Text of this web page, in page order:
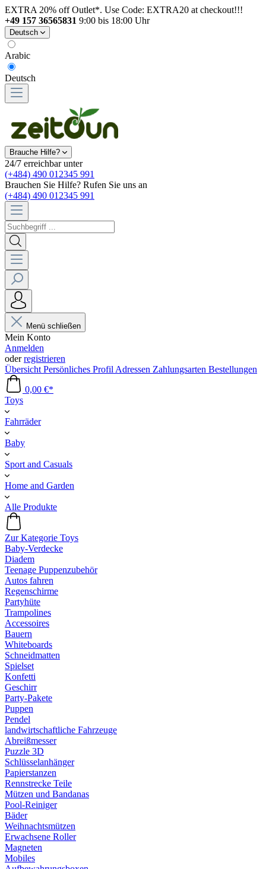
EXTRA 20% off Outlet*. Use Code: EXTRA20 at checkout!!!
+49 157 36565831 9:00 bis 18:00 Uhr
Deutsch
Arabic
Deutsch
Brauche Hilfe?
24/7 erreichbar unter
(+484) 490 012345 991
Brauchen Sie Hilfe? Rufen Sie uns an
(+484) 490 012345 991
Menü schließen
Mein Konto
Anmelden
oderregistrieren
Übersicht Persönliches Profil Adressen Zahlungsarten Bestellungen
0,00 €*
Toys
Fahrräder
Baby
Sport and Casuals
Home and Garden
Alle Produkte
Zur Kategorie Toys
Baby-Verdecke
Diadem
Teenage Puppenzubehör
Autos fahren
Regenschirme
Partyhüte
Trampolines
Accessoires
Bauern
Whiteboards
Schneidmatten
Spielset
Konfetti
Geschirr
Party-Pakete
Puppen
Pendel
landwirtschaftliche Fahrzeuge
Abreißmesser
Puzzle 3D
Schlüsselanhänger
Papierstanzen
Rennstrecke Teile
Mützen und Bandanas
Pool-Reiniger
Bäder
Weihnachtsmützen
Erwachsene Roller
Magneten
Mobiles